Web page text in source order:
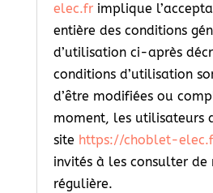
elec.fr implique
entière des conditions
d’utilisation ci-après
conditions d’utilisation
d’être modifiées ou
moment, les utilisateurs
site https://choblet-
invités à les consulter de
régulière.